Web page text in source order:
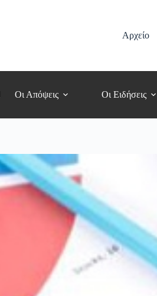
Αρχείο
Οι Απόψεις Οι Ειδήσεις